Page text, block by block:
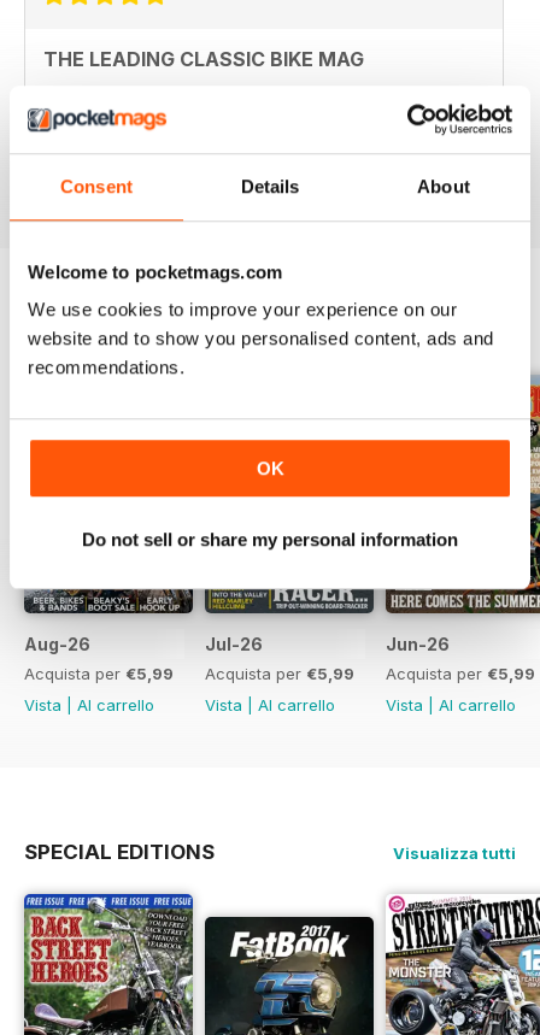
Consent Details About
Welcome to pocketmags.com
We use cookies to improve your experience on our
website and to show you personalised content, ads and
recommendations.
OK
Do not sell or share my personal information
THE LEADING CLASSIC BIKE MAG
classic bikes, aimed at the UK and European classic
bike owner!
EDIZIONI INDIETRO Visualizza tutti
Aug-26
Acquista per €5,99
Vista
Al carrello
Jul-26
Acquista per €5,99
Vista
Al carrello
Jun-26
Acquista per €5,99
Vista
Al carrello
SPECIAL EDITIONS Visualizza tutti